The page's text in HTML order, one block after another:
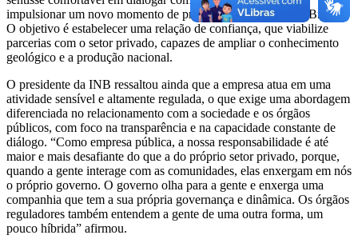
impulsionar um novo momento de prospecção de urânio no Brasil”.
O objetivo é estabelecer uma relação de confiança, que viabilize
parcerias com o setor privado, capazes de ampliar o conhecimento
geológico e a produção nacional.
O presidente da INB ressaltou ainda que a empresa atua em uma
atividade sensível e altamente regulada, o que exige uma abordagem
diferenciada no relacionamento com a sociedade e os órgãos
públicos, com foco na transparência e na capacidade constante de
diálogo. “Como empresa pública, a nossa responsabilidade é até
maior e mais desafiante do que a do próprio setor privado, porque,
quando a gente interage com as comunidades, elas enxergam em nós
o próprio governo. O governo olha para a gente e enxerga uma
companhia que tem a sua própria governança e dinâmica. Os órgãos
reguladores também entendem a gente de uma outra forma, um
pouco híbrida” afirmou.